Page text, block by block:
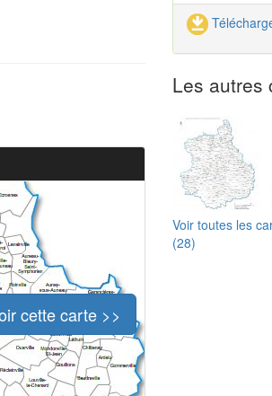
cette carte >>
Les autres
Voir toutes les
(28)